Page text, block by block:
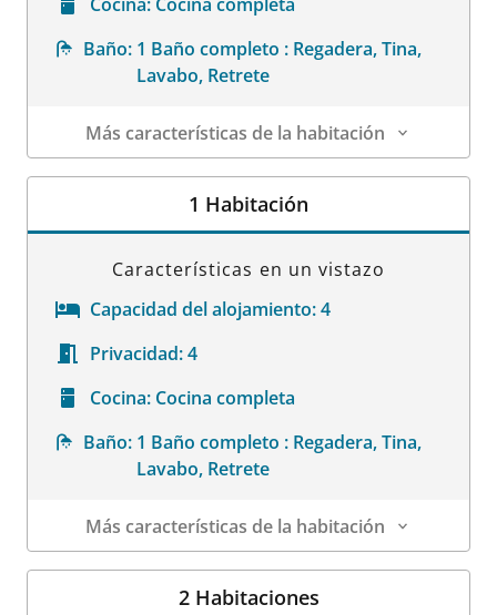
Baño: 1 Baño completo : Regadera, Tina,
Lavabo, Retrete
Más características de la habitación
Datos de la habitación
1 Habitación
Características en un vistazo
Capacidad del alojamiento:4
Privacidad:4
Cocina: Cocina completa
Baño: 1 Baño completo : Regadera, Tina,
Lavabo, Retrete
Más características de la habitación
Datos de la habitación
2 Habitaciones